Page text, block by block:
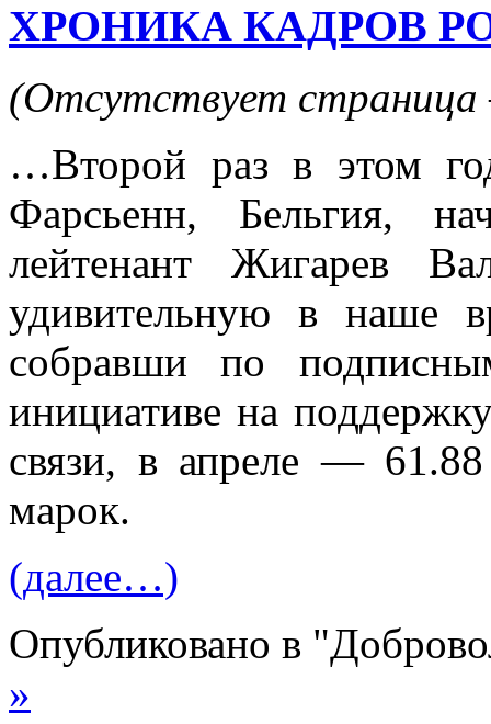
ХРОНИКА КАДРОВ
(Отсутствует страница
…Второй раз в этом
Фарсьенн, Бельгия,
лейтенант Жигарев
удивительную в наше
собравши по
инициативе на
связи, в апреле —
марок.
(далее…)
Опубликовано в
»